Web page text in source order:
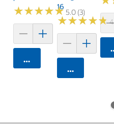
★★★★★
★★★★★ 5.0 (3)
카트에 담기
16
★★★★★
★★★★★
카트에 담기